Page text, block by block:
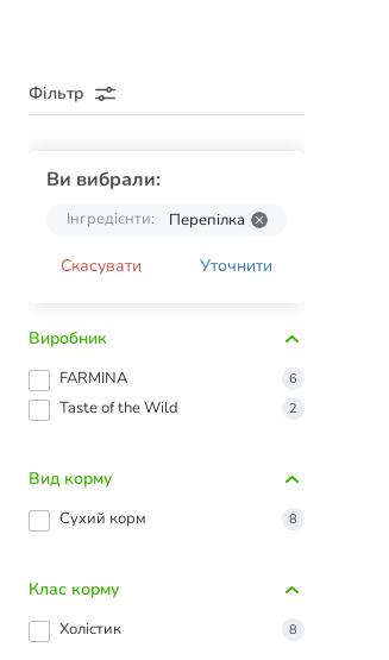
Фільтр
Ви вибрали:
Інгредієнти: Перепілка
Скасувати Уточнити
Виробник
FARMINA 6
Taste of the Wild 2
Вид корму
Сухий корм 8
Клас корму
Холістик 8